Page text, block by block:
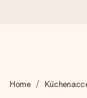
Wir bereiten
Home